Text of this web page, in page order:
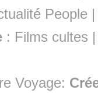
People
: Films cultes
Voyage: